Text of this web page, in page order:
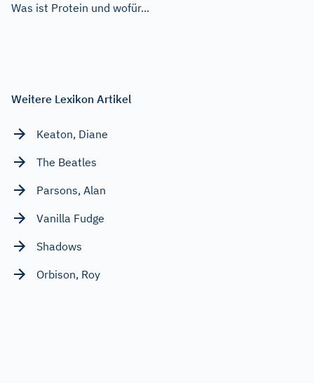
Was ist Protein und wofür...
Weitere Lexikon Artikel
Keaton, Diane
The Beatles
Parsons, Alan
Vanilla Fudge
Shadows
Orbison, Roy